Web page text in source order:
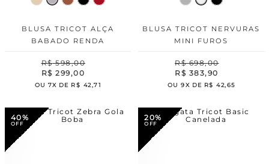
BLUSA TRICOT ALÇA
BABADO RENDA
R$ 598,00
R$ 299,00
OU 7X DE R$ 42 ,71
BLUSA TRICOT NERVURAS
MINI FUROS
R$ 698,00
R$ 383,90
OU 9X DE R$ 42,65
40% 20%